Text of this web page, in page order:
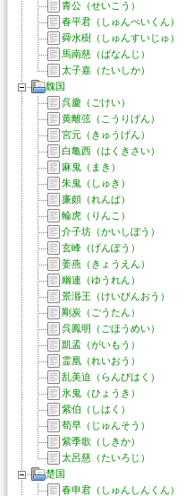
青公（せいこう）
春平君（しゅんぺいくん）
舜水樹（しゅんすいじゅ）
馬南慈（ばなんじ）
太子嘉（たいしか）
魏国
呉慶（ごけい）
黄離弦（こうりげん）
宮元（きゅうげん）
白亀西（はくきさい）
麻鬼（まき）
朱鬼（しゅき）
廉頗（れんぱ）
輪虎（りんこ）
介子坊（かいしぼう）
玄峰（げんぽう）
姜燕（きょうえん）
幽連（ゆうれん）
景湣王（けいびんおう）
剛炭（ごうたん）
呉鳳明（ごほうめい）
凱孟（がいもう）
霊凰（れいおう）
乱美迫（らんびはく）
氷鬼（ひょうき）
紫伯（しはく）
荀早（じゅんそう）
紫季歌（しきか）
太呂慈（たいろじ）
楚国
春申君（しゅんしんくん）